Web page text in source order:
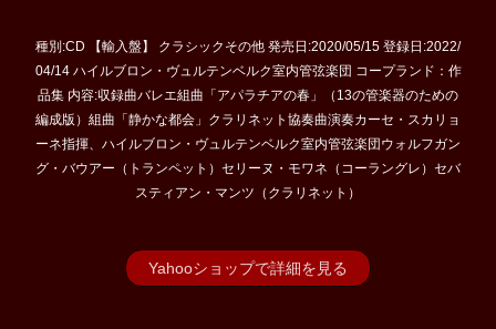
種別:CD 【輸入盤】 クラシックその他 発売日:2020/05/15 登録日:2022/
04/14 ハイルブロン・ヴュルテンベルク室内管弦楽団 コープランド：作
品集 内容:収録曲バレエ組曲「アパラチアの春」（13の管楽器のための
編成版）組曲「静かな都会」クラリネット協奏曲演奏カーセ・スカリョ
ーネ指揮、ハイルブロン・ヴュルテンベルク室内管弦楽団ウォルフガン
グ・バウアー（トランペット）セリーヌ・モワネ（コーラングレ）セバ
スティアン・マンツ（クラリネット）
Yahooショップで詳細を見る